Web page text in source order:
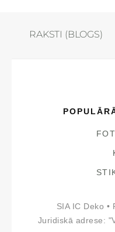
RAKSTI (BLOGS)
SIA IC Deko •
Juridiskā adrese: